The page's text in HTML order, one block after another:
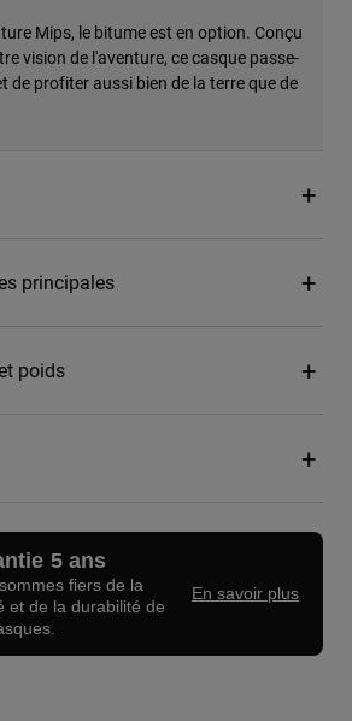
Mips, le bitume est en option. Conçu
vision de l'aventure, ce casque passe-
de profiter aussi bien de la terre que de
principales
poids
5 ans
fiers de la
et de la durabilité de
En savoir plus